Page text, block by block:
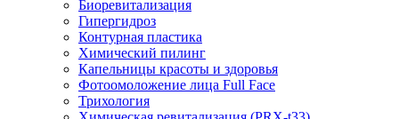
Биоревитализация
Гипергидроз
Контурная пластика
Химический пилинг
Капельницы красоты и здоровья
Фотоомоложение лица Full Face
Трихология